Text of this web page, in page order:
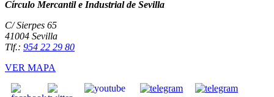
Círculo Mercantil e Industrial de Sevilla
C/ Sierpes 65
41004 Sevilla
Tlf.: 954 22 29 80
VER MAPA